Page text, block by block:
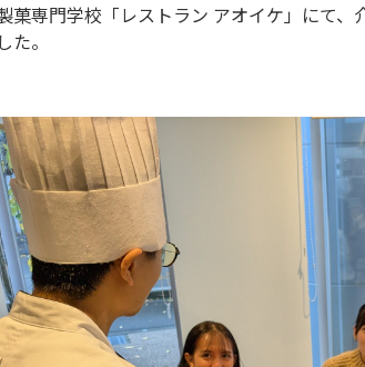
菓専門学校「レストラン アオイケ」にて
た。